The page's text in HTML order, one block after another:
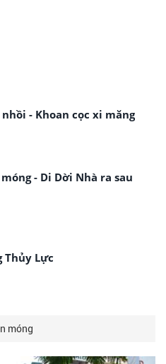
nhồi - Khoan cọc xi măng
- Di Dời Nhà ra sau
Thủy Lực
móng